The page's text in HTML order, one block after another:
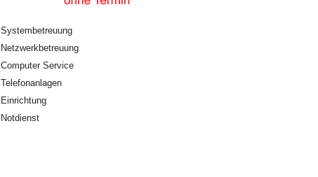
Systembetreuung
Netzwerkbetreuung
Computer Service
Telefonanlagen
Einrichtung
Notdienst